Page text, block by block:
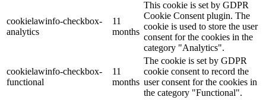
cookielawinfo-checkbox-
analytics
11
months
This cookie is set by GDPR
Cookie Consent plugin. The
cookie is used to store the user
consent for the cookies in the
category "Analytics".
cookielawinfo-checkbox-
functional
11
months
The cookie is set by GDPR
cookie consent to record the
user consent for the cookies in
the category "Functional".